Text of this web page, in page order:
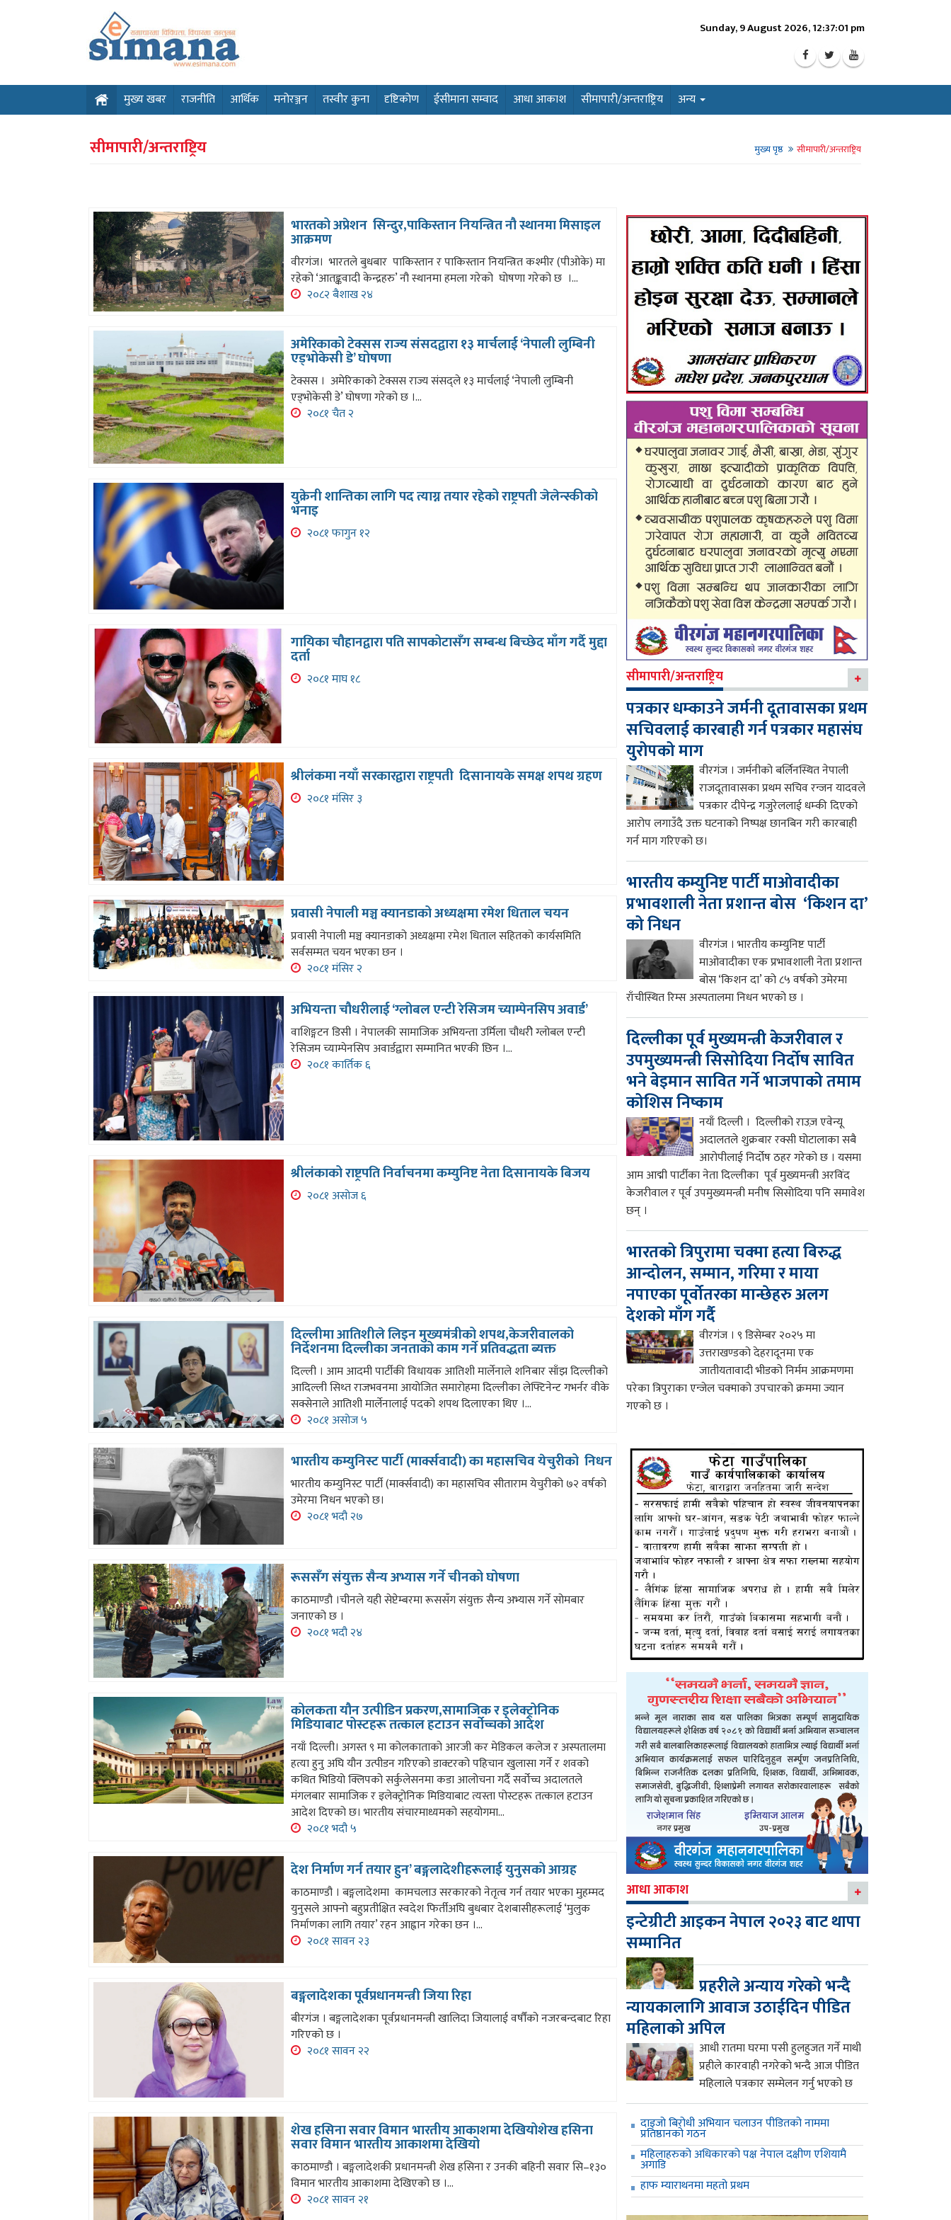
Sunday, 9 August 2026, 12:37:03 pm
मुख्य खबर राजनीति आर्थिक मनोरञ्जन तस्वीर कुना दृष्टिकोण ईसीमाना सम्वाद आधा आकाश सीमापारी/अन्तराष्ट्रिय अन्य
सीमापारी/अन्तराष्ट्रिय मुख्य पृष्ठ सीमापारी/अन्तराष्ट्रिय
भारतको अप्रेशन सिन्दुर,पाकिस्तान नियन्त्रित नौ स्थानमा मिसाइल
आक्रमण
वीरगंज। भारतले बुधबार पाकिस्तान र पाकिस्तान नियन्त्रित कश्मीर (पीओके) मा
रहेको ‘आतङ्कवादी केन्द्रहरु’ नौ स्थानमा हमला गरेको घोषणा गरेको छ ।...
२०८२ बैशाख २४
अमेरिकाको टेक्सस राज्य संसदद्वारा १३ मार्चलाई ‘नेपाली लुम्बिनी
एड्भोकेसी डे’ घोषणा
टेक्सस । अमेरिकाको टेक्सस राज्य संसद्ले १३ मार्चलाई ‘नेपाली लुम्बिनी
एड्भोकेसी डे’ घोषणा गरेको छ ।...
२०८१ चैत २
युक्रेनी शान्तिका लागि पद त्याग्न तयार रहेको राष्ट्रपती जेलेन्स्कीको
भनाइ
२०८१ फागुन १२
गायिका चौहानद्वारा पति सापकोटासँग सम्बन्ध बिच्छेद माँग गर्दै मुद्दा
दर्ता
२०८१ माघ १८
श्रीलंकमा नयाँ सरकारद्वारा राष्ट्रपती दिसानायके समक्ष शपथ ग्रहण
२०८१ मंसिर ३
प्रवासी नेपाली मञ्च क्यानडाको अध्यक्षमा रमेश धिताल चयन
प्रवासी नेपाली मञ्च क्यानडाको अध्यक्षमा रमेश धिताल सहितको कार्यसमिति
सर्वसम्मत चयन भएका छन ।
२०८१ मंसिर २
अभियन्ता चौधरीलाई ‘ग्लोबल एन्टी रेसिजम च्याम्पेनसिप अवार्ड’
वाशिङ्गटन डिसी । नेपालकी सामाजिक अभियन्ता उर्मिला चौधरीे ग्लोबल एन्टी
रेसिजम च्याम्पेनसिप अवार्डद्वारा सम्मानित भएकी छिन ।...
२०८१ कार्तिक ६
श्रीलंकाको राष्ट्रपति निर्वाचनमा कम्युनिष्ट नेता दिसानायके बिजय
२०८१ असोज ६
दिल्लीमा आतिशीले लिइन मुख्यमंत्रीको शपथ,केजरीवालको
निर्देशनमा दिल्लीका जनताको काम गर्ने प्रतिवद्धता ब्यक्त
दिल्ली । आम आदमी पार्टीकी विधायक आतिशी मार्लेनाले शनिबार साँझ दिल्लीको
आदिल्ली सिथ्त राजभवनमा आयोजित समारोहमा दिल्लीका लेफ्टिनेन्ट गभर्नर वीके
सक्सेनाले आतिशी मार्लेनालाई पदको शपथ दिलाएका थिए ।...
२०८१ असोज ५
भारतीय कम्युनिस्ट पार्टी (मार्क्सवादी) का महासचिव येचुरीको निधन
भारतीय कम्युनिस्ट पार्टी (मार्क्सवादी) का महासचिव सीताराम येचुरीको ७२ वर्षको
उमेरमा निधन भएको छ।
२०८१ भदौ २७
रूससँग संयुक्त सैन्य अभ्यास गर्ने चीनको घोषणा
काठमाण्डौ ।चीनले यही सेप्टेम्बरमा रूससँग संयुक्त सैन्य अभ्यास गर्ने सोमबार
जनाएको छ ।
२०८१ भदौ २४
कोलकता यौन उत्पीडिन प्रकरण,सामाजिक र इलेक्ट्रोनिक
मिडियाबाट पोस्टहरू तत्काल हटाउन सर्वोच्चको आदेश
नयाँ दिल्ली। अगस्त ९ मा कोलकाताको आरजी कर मेडिकल कलेज र अस्पतालमा
हत्या हुनु अघि यौन उत्पीडन गरिएको डाक्टरको पहिचान खुलासा गर्ने र शवको
कथित भिडियो क्लिपको सर्कुलेसनमा कडा आलोचना गर्दै सर्वोच्च अदालतले
मंगलबार सामाजिक र इलेक्ट्रोनिक मिडियाबाट त्यस्ता पोस्टहरू तत्काल हटाउन
आदेश दिएको छ। भारतीय संचारमाध्यमको सहयोगमा...
२०८१ भदौ ५
देश निर्माण गर्न तयार हुन’ बङ्गलादेशीहरूलाई युनुसको आग्रह
काठमाण्डौ । बङ्गलादेशमा कामचलाउ सरकारको नेतृत्व गर्न तयार भएका मुहम्मद
युनुसले आफ्नो बहुप्रतीक्षित स्वदेश फिर्तीअघि बुधबार देशबासीहरूलाई ‘मुलुक
निर्माणका लागि तयार’ रहन आह्वान गरेका छन ।...
२०८१ सावन २३
बङ्गलादेशका पूर्वप्रधानमन्त्री जिया रिहा
बीरगंज । बङ्गलादेशका पूर्वप्रधानमन्त्री खालिदा जियालाई वर्षौंको नजरबन्दबाट रिहा
गरिएको छ ।
२०८१ सावन २२
शेख हसिना सवार विमान भारतीय आकाशमा देखियोशेख हसिना
सवार विमान भारतीय आकाशमा देखियो
काठमाण्डौ । बङ्गलादेशकी प्रधानमन्त्री शेख हसिना र उनकी बहिनी सवार सि–१३०
विमान भारतीय आकाशमा देखिएको छ ।...
२०८१ सावन २१
सीमापारी/अन्तराष्ट्रिय
पत्रकार धम्काउने जर्मनी दूतावासका प्रथम
सचिवलाई कारबाही गर्न पत्रकार महासंघ
युरोपको माग
वीरगंज । जर्मनीको बर्लिनस्थित नेपाली
राजदूतावासका प्रथम सचिव रन्जन यादवले
पत्रकार दीपेन्द्र गजुरेललाई धम्की दिएको
आरोप लगाउँदै उक्त घटनाको निष्पक्ष छानबिन गरी कारबाही
गर्न माग गरिएको छ।
भारतीय कम्युनिष्ट पार्टी माओवादीका
प्रभावशाली नेता प्रशान्त बोस ‘किशन दा’
को निधन
वीरगंज । भारतीय कम्युनिष्ट पार्टी
माओवादीका एक प्रभावशाली नेता प्रशान्त
बोस ‘किशन दा’ को ८५ वर्षको उमेरमा
राँचीस्थित रिम्स अस्पतालमा निधन भएको छ ।
दिल्लीका पूर्व मुख्यमन्त्री केजरीवाल र
उपमुख्यमन्त्री सिसोदिया निर्दोष सावित
भने बेइमान सावित गर्ने भाजपाको तमाम
कोशिस निष्काम
नयाँ दिल्ली । दिल्लीको राउज़ एवेन्यू
अदालतले शुक्रबार रक्सी घोटालाका सबै
आरोपीलाई निर्दोष ठहर गरेको छ । यसमा
आम आद्मी पार्टीका नेता दिल्लीका पूर्व मुख्यमन्त्री अरविंद
केजरीवाल र पूर्व उपमुख्यमन्त्री मनीष सिसोदिया पनि समावेश
छन् ।
भारतको त्रिपुरामा चक्मा हत्या बिरुद्ध
आन्दोलन, सम्मान, गरिमा र माया
नपाएका पूर्वोतरका मान्छेहरु अलग
देशको माँग गर्दै
वीरगंज । ९ डिसेम्बर २०२५ मा
उत्तराखण्डको देहरादूनमा एक
जातीयतावादी भीडको निर्मम आक्रमणमा
परेका त्रिपुराका एन्जेल चक्माको उपचारको क्रममा ज्यान
गएको छ ।
आधा आकाश
इन्टेग्रीटी आइकन नेपाल २०२३ बाट थापा
सम्मानित
प्रहरीले अन्याय गरेको भन्दै
न्यायकालागि आवाज उठाईदिन पीडित
महिलाको अपिल
आधी रातमा घरमा पसी हुलहुजत गर्ने माथी
प्रहीले कारवाही नगरेको भन्दै आज पीडित
महिलाले पत्रकार सम्मेलन गर्नु भएको छ
दाइजो बिरोधी अभियान चलाउन पीडितको नाममा
प्रतिष्ठानको गठन
महिलाहरुको अधिकारको पक्ष नेपाल दक्षीण एशियामै
अगाडि
हाफ म्याराथनमा महतो प्रथम